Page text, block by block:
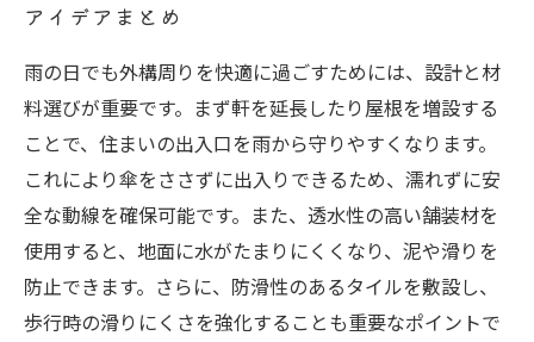
アイデアまとめ
雨の日でも外構周りを快適に過ごすためには、設計と材
料選びが重要です。まず軒を延長したり屋根を増設する
ことで、住まいの出入口を雨から守りやすくなります。
これにより傘をささずに出入りできるため、濡れずに安
全な動線を確保可能です。また、透水性の高い舗装材を
使用すると、地面に水がたまりにくくなり、泥や滑りを
防止できます。さらに、防滑性のあるタイルを敷設し、
歩行時の滑りにくさを強化することも重要なポイントで